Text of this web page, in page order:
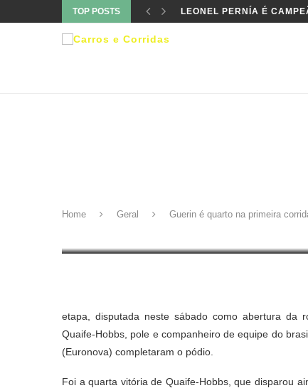
TOP POSTS LEONEL PERNÍA É
Home Geral Guerin é quarto na primeira
GUERIN É QUARTO NA
etapa, disputada neste sábado como abertura da
Quaife-Hobbs, pole e companheiro de equipe do
(Euronova) completaram o pódio.
Foi a quarta vitória de Quaife-Hobbs, que disparou